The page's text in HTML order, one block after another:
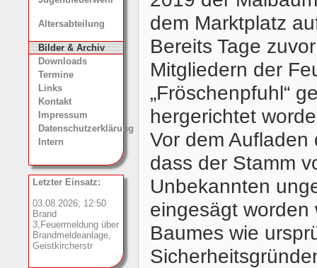
Altersabteilung
Bilder & Archiv
Downloads
Termine
Links
Kontakt
Impressum
Datenschutzerklärung
Intern
Letzter Einsatz:
03.08.2026, 12:50
Brand
3,Feuermeldung über
Brandmeldeanlage,
Geistkircherstr
dem Marktplatz
Bereits Tage
Mitgliedern der
„Fröschenpfuhl“
hergerichtet
Vor dem
dass der Stamm
Unbekannten
eingesägt worden
Baumes wie